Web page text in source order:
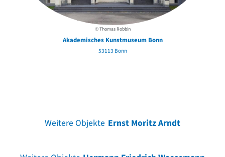
© Thomas Robbin
Akademisches Kunstmuseum Bonn
53113 Bonn
Weitere Objekte Ernst Moritz Arndt